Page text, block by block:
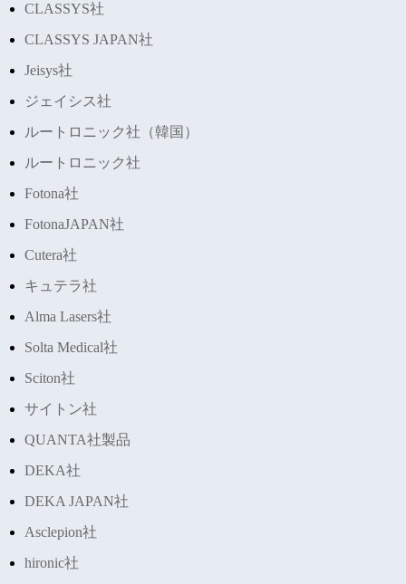
CLASSYS社
CLASSYS JAPAN社
Jeisys社
ジェイシス社
ルートロニック社（韓国）
ルートロニック社
Fotona社
FotonaJAPAN社
Cutera社
キュテラ社
Alma Lasers社
Solta Medical社
Sciton社
サイトン社
QUANTA社製品
DEKA社
DEKA JAPAN社
Asclepion社
hironic社